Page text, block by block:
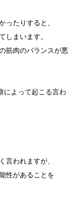
ったりすると、
しまいます。
筋肉のバランスが悪
によって起こる言わ
言われますが、
性があることを